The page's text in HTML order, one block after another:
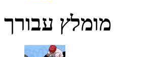
מומלץ עבורך